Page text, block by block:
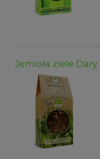
Jemioła ziele